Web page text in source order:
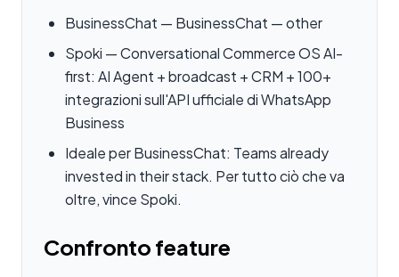
BusinessChat — BusinessChat — other
Spoki — Conversational Commerce OS AI-
first: AI Agent + broadcast + CRM + 100+
integrazioni sull'API ufficiale di WhatsApp
Business
Ideale per BusinessChat: Teams already
invested in their stack. Per tutto ciò che va
oltre, vince Spoki.
Confronto feature